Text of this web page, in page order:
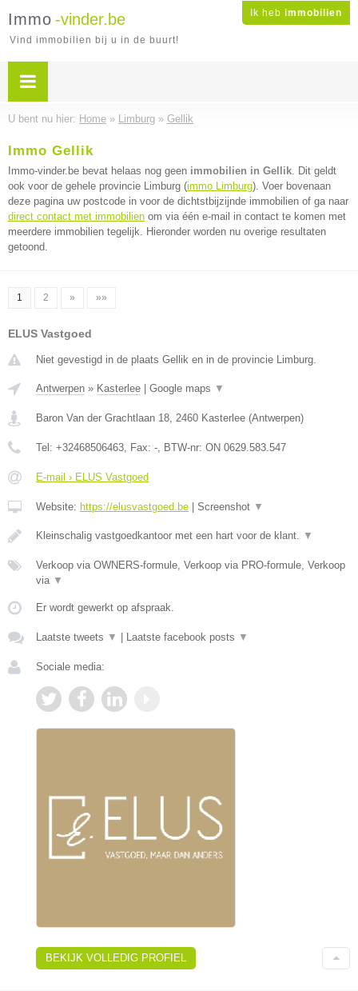
Ik heb immobilien
Immo -vinder.be
Vind immobilien bij u in de buurt!
U bent nu hier: Home » Limburg » Gellik
Immo Gellik
Immo-vinder.be bevat helaas nog geen immobilien in Gellik. Dit geldt
ook voor de gehele provincie Limburg (immo Limburg). Voer bovenaan
deze pagina uw postcode in voor de dichtstbijzijnde immobilien of ga naar
direct contact met immobilien om via één e-mail in contact te komen met
meerdere immobilien tegelijk. Hieronder worden nu overige resultaten
getoond.
1 2 » »»
ELUS Vastgoed
Niet gevestigd in de plaats Gellik en in de provincie Limburg.
Antwerpen » Kasterlee Google maps ▼
Baron Van der Grachtlaan 18, 2460 Kasterlee (Antwerpen)
Tel: +32468506463, Fax: -, BTW-nr: ON 0629.583.547
E-mail › ELUS Vastgoed
Website: https://elusvastgoed.be Screenshot ▼
Kleinschalig vastgoedkantoor met een hart voor de klant. ▼
Verkoop via OWNERS-formule, Verkoop via PRO-formule, Verkoop
via ▼
Er wordt gewerkt op afspraak.
Laatste tweets ▼ Laatste facebook posts ▼
Sociale media:
BEKIJK VOLLEDIG PROFIEL